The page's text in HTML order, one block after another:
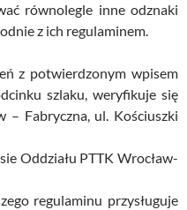
równolegle inne odznaki
z ich regulaminem.
z potwierdzonym wpisem
szlaku, weryfikuje się
– Fabryczna, ul. Kościuszki
Oddziału PTTK Wrocław-
regulaminu przysługuje